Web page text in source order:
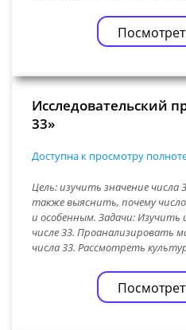
Исследовательский
33»
Доступна к просмотру
Цель: изучить значение числа
также выяснить, почему
и особенным. Задачи: Изучить
числе 33. Проанализировать
числа 33. Рассмотреть